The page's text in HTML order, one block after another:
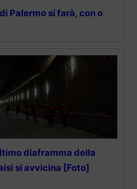
Palermo si farà, con o
diaframma della
si avvicina [Foto]